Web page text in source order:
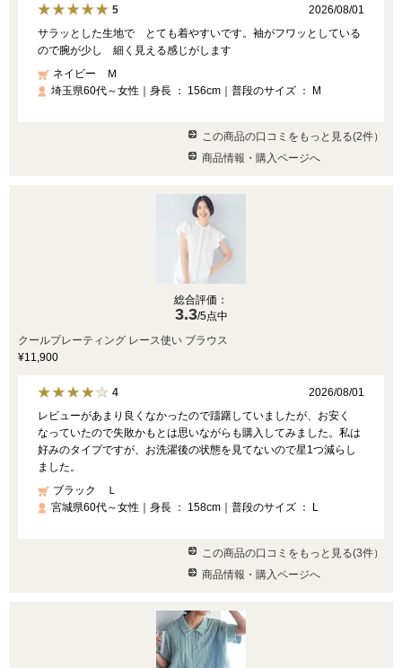
5
2026/08/01
サラッとした生地で とても着やすいです。袖がフワッとしている
ので腕が少し 細く見える感じがします
ネイビー Ｍ
埼玉県60代～女性｜身長 ： 156cm｜普段のサイズ ： M
この商品の口コミをもっと見る(2件）
商品情報・購入ページへ
総合評価：
3.3/5点中
クールプレーティング レース使い ブラウス
¥11,900
4
2026/08/01
レビューがあまり良くなかったので躊躇していましたが、お安く
なっていたので失敗かもとは思いながらも購入してみました。私は
好みのタイプですが、お洗濯後の状態を見てないので星1つ減らし
ました。
ブラック Ｌ
宮城県60代～女性｜身長 ： 158cm｜普段のサイズ ： L
この商品の口コミをもっと見る(3件）
商品情報・購入ページへ